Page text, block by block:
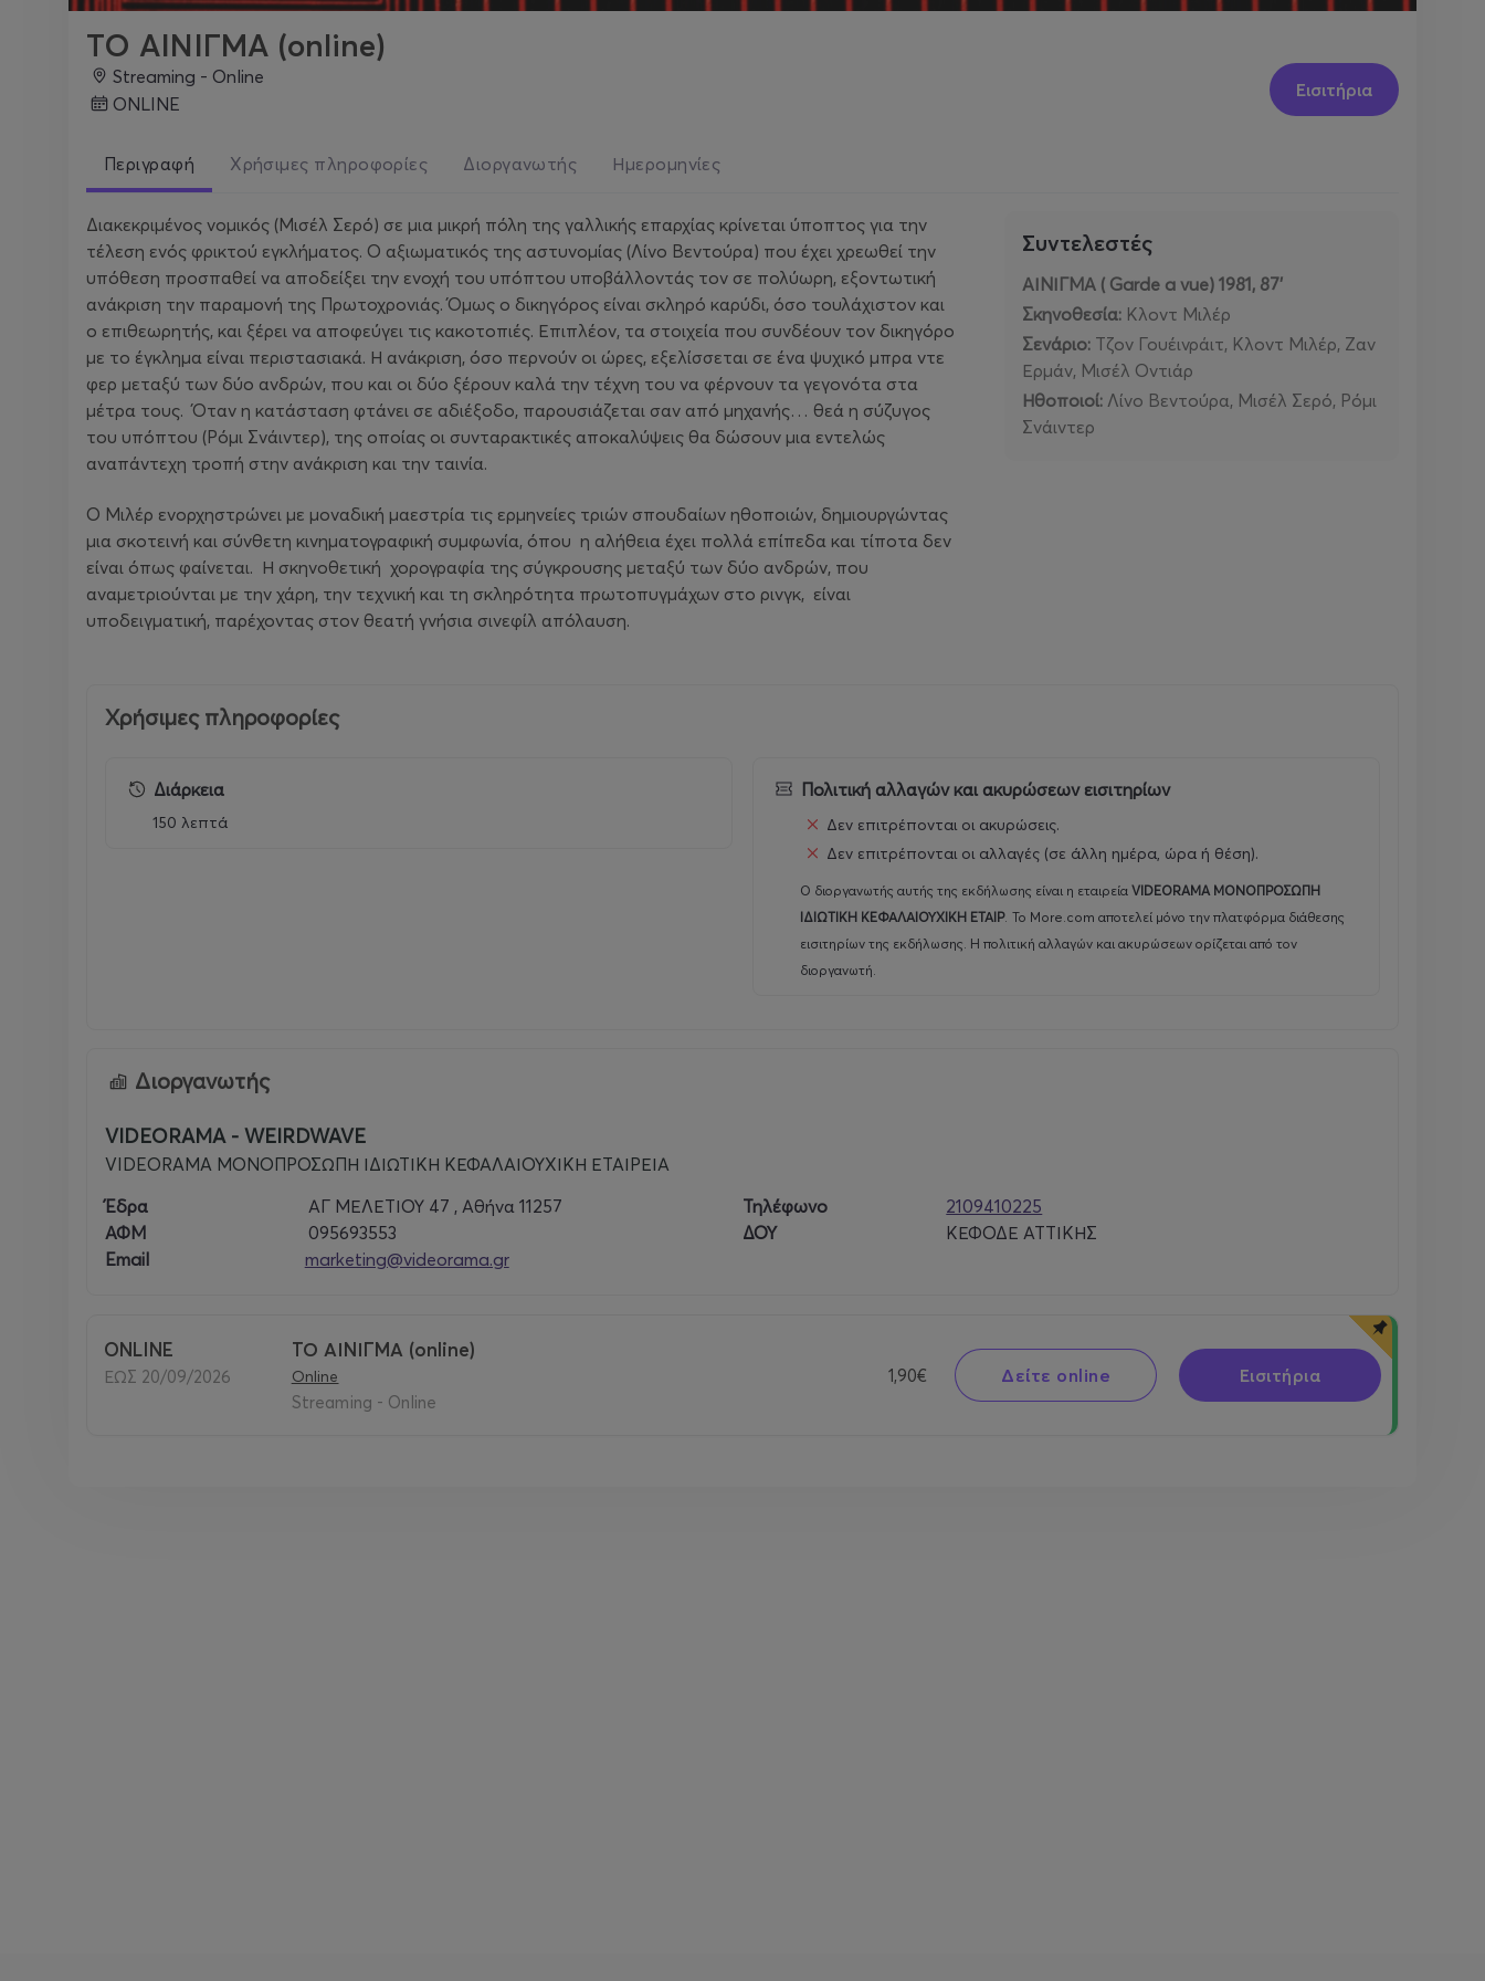
ΤΟ ΑΙΝΙΓΜΑ (online)
Streaming - Online
ONLINE
Εισιτήρια
Περιγραφή Χρήσιμες πληροφορίες Διοργανωτής Ημερομηνίες
Διακεκριμένος νομικός (Μισέλ Σερό) σε μια μικρή πόλη της γαλλικής επαρχίας κρίνεται ύποπτος για την
τέλεση ενός φρικτού εγκλήματος. Ο αξιωματικός της αστυνομίας (Λίνο Βεντούρα) που έχει χρεωθεί την
υπόθεση προσπαθεί να αποδείξει την ενοχή του υπόπτου υποβάλλοντάς τον σε πολύωρη, εξοντωτική
ανάκριση την παραμονή της Πρωτοχρονιάς. Όμως ο δικηγόρος είναι σκληρό καρύδι, όσο τουλάχιστον και
ο επιθεωρητής, και ξέρει να αποφεύγει τις κακοτοπιές. Επιπλέον, τα στοιχεία που συνδέουν τον δικηγόρο
με το έγκλημα είναι περιστασιακά. Η ανάκριση, όσο περνούν οι ώρες, εξελίσσεται σε ένα ψυχικό μπρα ντε
φερ μεταξύ των δύο ανδρών, που και οι δύο ξέρουν καλά την τέχνη του να φέρνουν τα γεγονότα στα
μέτρα τους. Όταν η κατάσταση φτάνει σε αδιέξοδο, παρουσιάζεται σαν από μηχανής… θεά η σύζυγος
του υπόπτου (Ρόμι Σνάιντερ), της οποίας οι συνταρακτικές αποκαλύψεις θα δώσουν μια εντελώς
αναπάντεχη τροπή στην ανάκριση και την ταινία.
Ο Μιλέρ ενορχηστρώνει με μοναδική μαεστρία τις ερμηνείες τριών σπουδαίων ηθοποιών, δημιουργώντας
μια σκοτεινή και σύνθετη κινηματογραφική συμφωνία, όπου η αλήθεια έχει πολλά επίπεδα και τίποτα δεν
είναι όπως φαίνεται. Η σκηνοθετική χορογραφία της σύγκρουσης μεταξύ των δύο ανδρών, που
αναμετριούνται με την χάρη, την τεχνική και τη σκληρότητα πρωτοπυγμάχων στο ρινγκ, είναι
υποδειγματική, παρέχοντας στον θεατή γνήσια σινεφίλ απόλαυση.
Συντελεστές
ΑΙΝΙΓΜΑ ( Garde a vue) 1981, 87’
Σκηνοθεσία: Κλοντ Μιλέρ
Σενάριο: Τζον Γουέινράιτ, Κλοντ Μιλέρ, Ζαν
Ερμάν, Μισέλ Οντιάρ
Ηθοποιοί: Λίνο Βεντούρα, Μισέλ Σερό, Ρόμι
Σνάιντερ
Χρήσιμες πληροφορίες
Διάρκεια
150 λεπτά
Πολιτική αλλαγών και ακυρώσεων εισιτηρίων
Δεν επιτρέπονται οι ακυρώσεις.
Δεν επιτρέπονται οι αλλαγές (σε άλλη ημέρα, ώρα ή θέση).
Ο διοργανωτής αυτής της εκδήλωσης είναι η εταιρεία VIDEORAMA ΜΟΝΟΠΡΟΣΩΠΗ
ΙΔΙΩΤΙΚΗ ΚΕΦΑΛΑΙΟΥΧΙΚΗ ΕΤΑΙΡ. Το More.com αποτελεί μόνο την πλατφόρμα διάθεσης
εισιτηρίων της εκδήλωσης. Η πολιτική αλλαγών και ακυρώσεων ορίζεται από τον
διοργανωτή.
Διοργανωτής
VIDEORAMA - WEIRDWAVE
VIDEORAMA ΜΟΝΟΠΡΟΣΩΠΗ ΙΔΙΩΤΙΚΗ ΚΕΦΑΛΑΙΟΥΧΙΚΗ ΕΤΑΙΡΕΙΑ
Έδρα
ΑΓ ΜΕΛΕΤΙΟΥ 47 , Αθήνα 11257 Τηλέφωνο
2109410225
ΑΦΜ
095693553 ΔΟΥ
ΚΕΦΟΔΕ ΑΤΤΙΚΗΣ
Email
marketing@videorama.gr
ONLINE
ΕΩΣ 20/09/2026
ΤΟ ΑΙΝΙΓΜΑ (online)
Online
Streaming - Online
1,90€ Δείτε online Εισιτήρια